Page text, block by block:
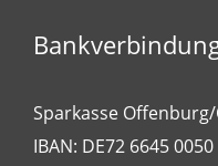
Sparkasse
IBAN: DE72 6645